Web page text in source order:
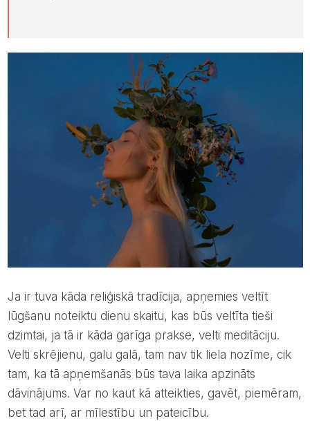
Ja ir tuva kāda reliģiskā tradīcija, apņemies veltīt
lūgšanu noteiktu dienu skaitu, kas būs veltīta tieši
dzimtai, ja tā ir kāda garīga prakse, velti meditāciju.
Velti skrējienu, galu galā, tam nav tik liela nozīme, cik
tam, ka tā apņemšanās būs tava laika apzināts
dāvinājums. Var no kaut kā atteikties, gavēt, piemēram,
bet tad arī, ar mīlestību un pateicību.